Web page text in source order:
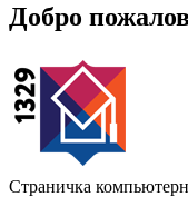
Добро
Страничка